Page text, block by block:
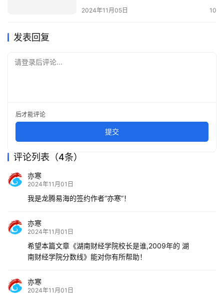
2024年11月05日 10
发表回复
请登录后评论...
后才能评论
提交
评论列表（4条）
亦寒
2024年11月01日
我是龙腾易海的签约作者“亦寒”！
亦寒
2024年11月01日
希望本篇文章《湖南财经学院校长是谁,2009年的 湖
南财经学院分数线》能对你有所帮助！
亦寒
2024年11月01日